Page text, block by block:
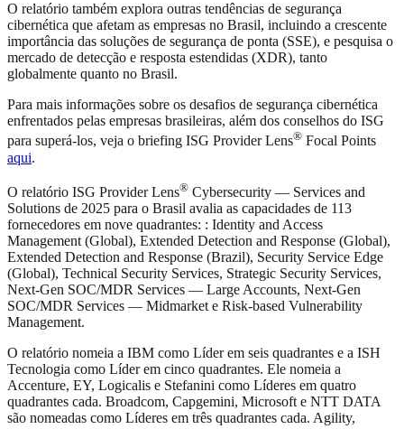
O relatório também explora outras tendências de segurança
cibernética que afetam as empresas no Brasil, incluindo a crescente
importância das soluções de segurança de ponta (SSE), e pesquisa o
mercado de detecção e resposta estendidas (XDR), tanto
globalmente quanto no Brasil.
Para mais informações sobre os desafios de segurança cibernética
enfrentados pelas empresas brasileiras, além dos conselhos do ISG
para superá-los, veja o briefing ISG Provider Lens® Focal Points
aqui.
O relatório ISG Provider Lens® Cybersecurity — Services and
Solutions de 2025 para o Brasil avalia as capacidades de 113
fornecedores em nove quadrantes: : Identity and Access
Management (Global), Extended Detection and Response (Global),
Extended Detection and Response (Brazil), Security Service Edge
(Global), Technical Security Services, Strategic Security Services,
Next-Gen SOC/MDR Services — Large Accounts, Next-Gen
SOC/MDR Services — Midmarket e Risk-based Vulnerability
Management.
O relatório nomeia a IBM como Líder em seis quadrantes e a ISH
Tecnologia como Líder em cinco quadrantes. Ele nomeia a
Accenture, EY, Logicalis e Stefanini como Líderes em quatro
quadrantes cada. Broadcom, Capgemini, Microsoft e NTT DATA
são nomeadas como Líderes em três quadrantes cada. Agility,